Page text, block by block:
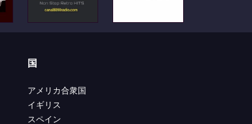
国
アメリカ合衆国
イギリス
スペイン